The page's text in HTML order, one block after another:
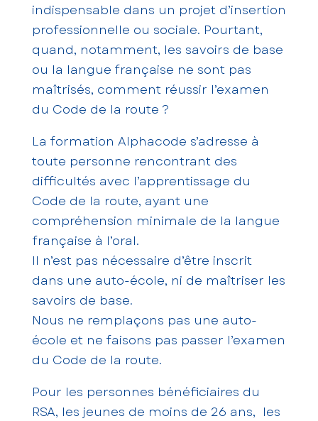
indispensable dans un projet d’insertion
professionnelle ou sociale. Pourtant,
quand, notamment, les savoirs de base
ou la langue française ne sont pas
maîtrisés, comment réussir l’examen
du Code de la route ?
La formation Alphacode s’adresse à
toute personne rencontrant des
difficultés avec l’apprentissage du
Code de la route, ayant une
compréhension minimale de la langue
française à l’oral.
Il n’est pas nécessaire d’être inscrit
dans une auto-école, ni de maîtriser les
savoirs de base.
Nous ne remplaçons pas une auto-
école et ne faisons pas passer l’examen
du Code de la route.
Pour les personnes bénéficiaires du
RSA, les jeunes de moins de 26 ans, les